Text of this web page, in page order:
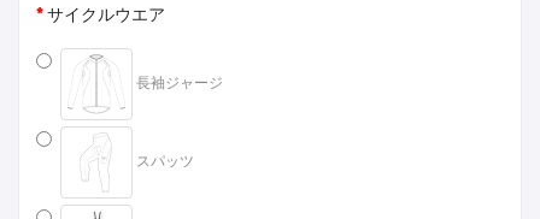
サイクルウエア
長袖ジャージ
スパッツ